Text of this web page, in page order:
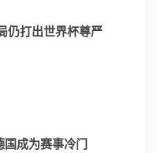
仍打出世界杯尊严
成为赛事冷门